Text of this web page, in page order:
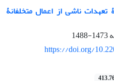
ناشی از اعمال متخلفانۀ
1473-1488
https://doi.org/